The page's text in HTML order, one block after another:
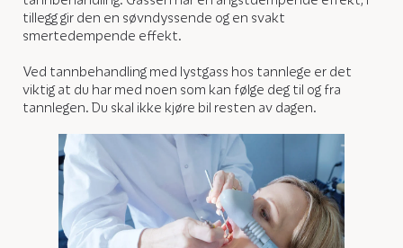
tillegg gir den en søvndyssende og en svakt
smertedempende effekt.
Ved tannbehandling med lystgass hos tannlege er det
viktig at du har med noen som kan følge deg til og fra
tannlegen. Du skal ikke kjøre bil resten av dagen.